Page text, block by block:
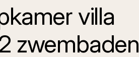
villa
zwembaden